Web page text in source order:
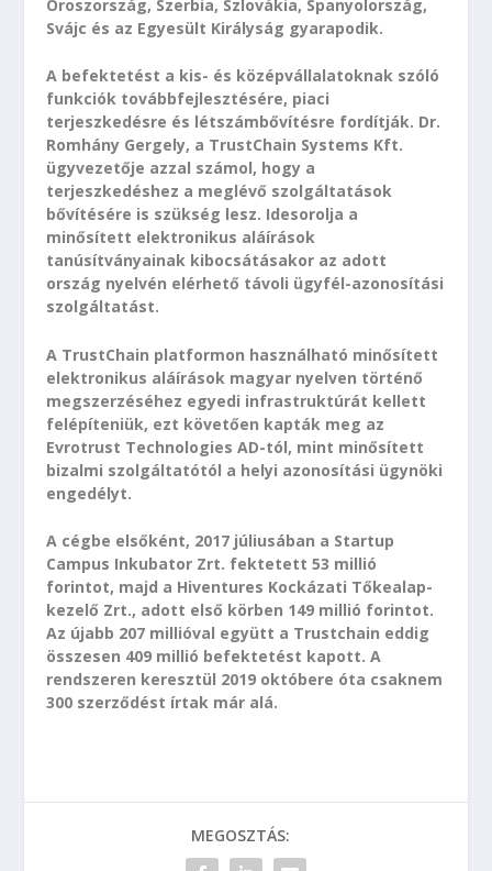
Oroszország, Szerbia, Szlovákia, Spanyolország,
Svájc és az Egyesült Királyság gyarapodik.
A befektetést a kis- és középvállalatoknak szóló
funkciók továbbfejlesztésére, piaci
terjeszkedésre és létszámbővítésre fordítják. Dr.
Romhány Gergely, a TrustChain Systems Kft.
ügyvezetője azzal számol, hogy a
terjeszkedéshez a meglévő szolgáltatások
bővítésére is szükség lesz. Idesorolja a
minősített elektronikus aláírások
tanúsítványainak kibocsátásakor az adott
ország nyelvén elérhető távoli ügyfél-azonosítási
szolgáltatást.
A TrustChain platformon használható minősített
elektronikus aláírások magyar nyelven történő
megszerzéséhez egyedi infrastruktúrát kellett
felépíteniük, ezt követően kapták meg az
Evrotrust Technologies AD-tól, mint minősített
bizalmi szolgáltatótól a helyi azonosítási ügynöki
engedélyt.
A cégbe elsőként, 2017 júliusában a Startup
Campus Inkubator Zrt. fektetett 53 millió
forintot, majd a Hiventures Kockázati Tőkealap-
kezelő Zrt., adott első körben 149 millió forintot.
Az újabb 207 millióval együtt a Trustchain eddig
összesen 409 millió befektetést kapott. A
rendszeren keresztül 2019 októbere óta csaknem
300 szerződést írtak már alá.
MEGOSZTÁS: